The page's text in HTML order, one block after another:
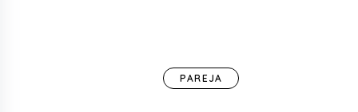
PAREJA